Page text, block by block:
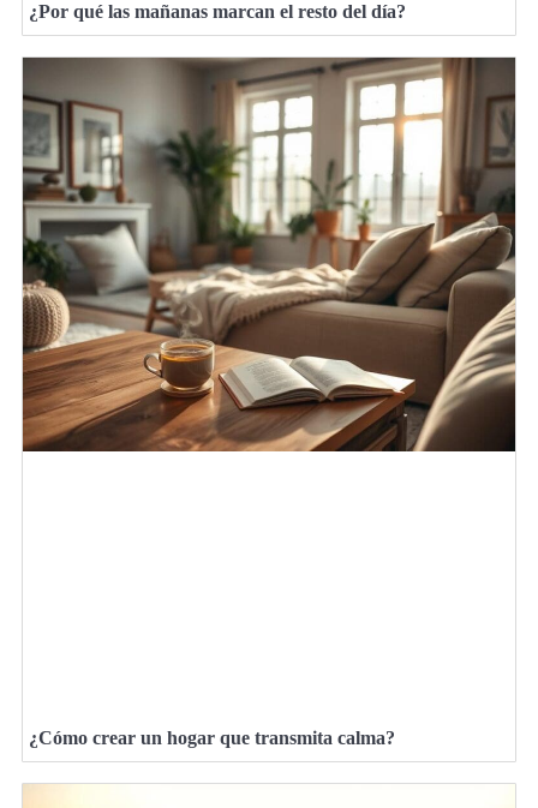
¿Por qué las mañanas marcan el resto del día?
¿Cómo crear un hogar que transmita calma?